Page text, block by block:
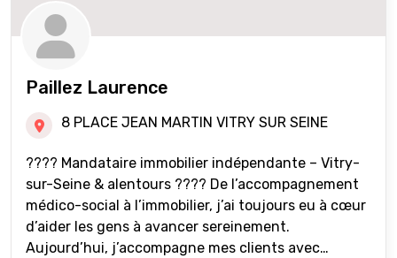
Paillez Laurence
8 PLACE JEAN MARTIN VITRY SUR SEINE
???? Mandataire immobilier indépendante – Vitry-
sur-Seine & alentours ???? De l’accompagnement
médico-social à l’immobilier, j’ai toujours eu à cœur
d’aider les gens à avancer sereinement.
Aujourd’hui, j’accompagne mes clients avec